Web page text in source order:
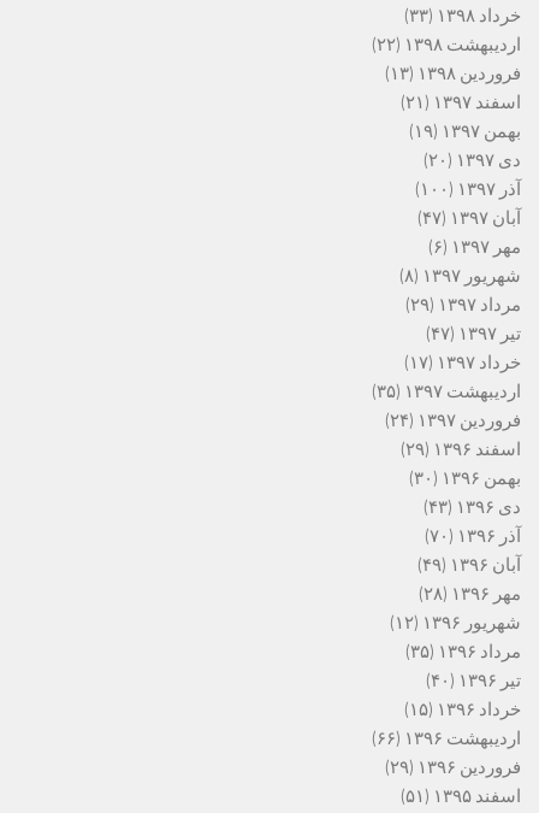
خرداد ۱۳۹۸
(۳۳)
اردیبهشت ۱۳۹۸
(۲۲)
فروردین ۱۳۹۸
(۱۳)
اسفند ۱۳۹۷
(۲۱)
بهمن ۱۳۹۷
(۱۹)
دی ۱۳۹۷
(۲۰)
آذر ۱۳۹۷
(۱۰۰)
آبان ۱۳۹۷
(۴۷)
مهر ۱۳۹۷
(۶)
شهریور ۱۳۹۷
(۸)
مرداد ۱۳۹۷
(۲۹)
تیر ۱۳۹۷
(۴۷)
خرداد ۱۳۹۷
(۱۷)
اردیبهشت ۱۳۹۷
(۳۵)
فروردین ۱۳۹۷
(۲۴)
اسفند ۱۳۹۶
(۲۹)
بهمن ۱۳۹۶
(۳۰)
دی ۱۳۹۶
(۴۳)
آذر ۱۳۹۶
(۷۰)
آبان ۱۳۹۶
(۴۹)
مهر ۱۳۹۶
(۲۸)
شهریور ۱۳۹۶
(۱۲)
مرداد ۱۳۹۶
(۳۵)
تیر ۱۳۹۶
(۴۰)
خرداد ۱۳۹۶
(۱۵)
اردیبهشت ۱۳۹۶
(۶۶)
فروردین ۱۳۹۶
(۲۹)
اسفند ۱۳۹۵
(۵۱)